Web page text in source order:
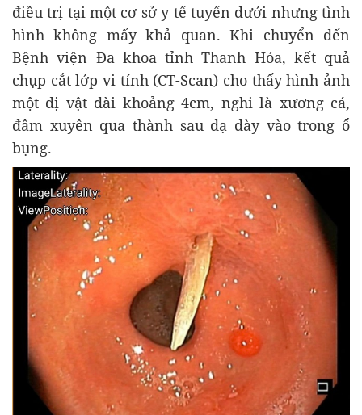
điều trị tại một cơ sở y tế tuyến dưới nhưng tình
hình không mấy khả quan. Khi chuyển đến
Bệnh viện Đa khoa tỉnh Thanh Hóa, kết quả
chụp cắt lớp vi tính (CT-Scan) cho thấy hình ảnh
một dị vật dài khoảng 4cm, nghi là xương cá,
đâm xuyên qua thành sau dạ dày vào trong ổ
bụng.